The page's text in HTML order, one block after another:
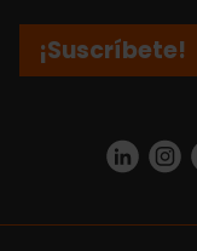
¡Suscríbete!
https://www.linkedin.com/